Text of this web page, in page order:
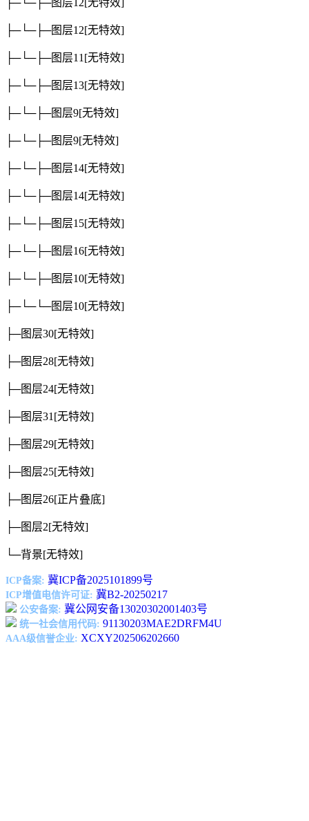
├─└─├─图层12 [无特效]
├─└─├─图层12[无特效]
├─└─├─图层11 [无特效]
├─└─├─图层13[无特效]
├─└─├─图层9[无特效]
├─└─├─图层9[无特效]
├─└─├─图层14[无特效]
├─└─├─图层14[无特效]
├─└─├─图层15[无特效]
├─└─├─图层16[无特效]
├─└─├─图层10[无特效]
├─└─└─图层10[无特效]
├─图层30[无特效]
├─图层28[无特效]
├─图层24[无特效]
├─图层31 [无特效]
├─图层29[无特效]
├─图层25[无特效]
├─图层26[正片叠底]
├─图层2[无特效]
└─背景[无特效]
ICP备案: 冀ICP备2025101899号
ICP增值电信许可证: 冀B2-20250217
公安备案: 冀公网安备13020302001403号
统一社会信用代码: 91130203MAE2DRFM4U
AAA级信誉企业: XCXY202506202660